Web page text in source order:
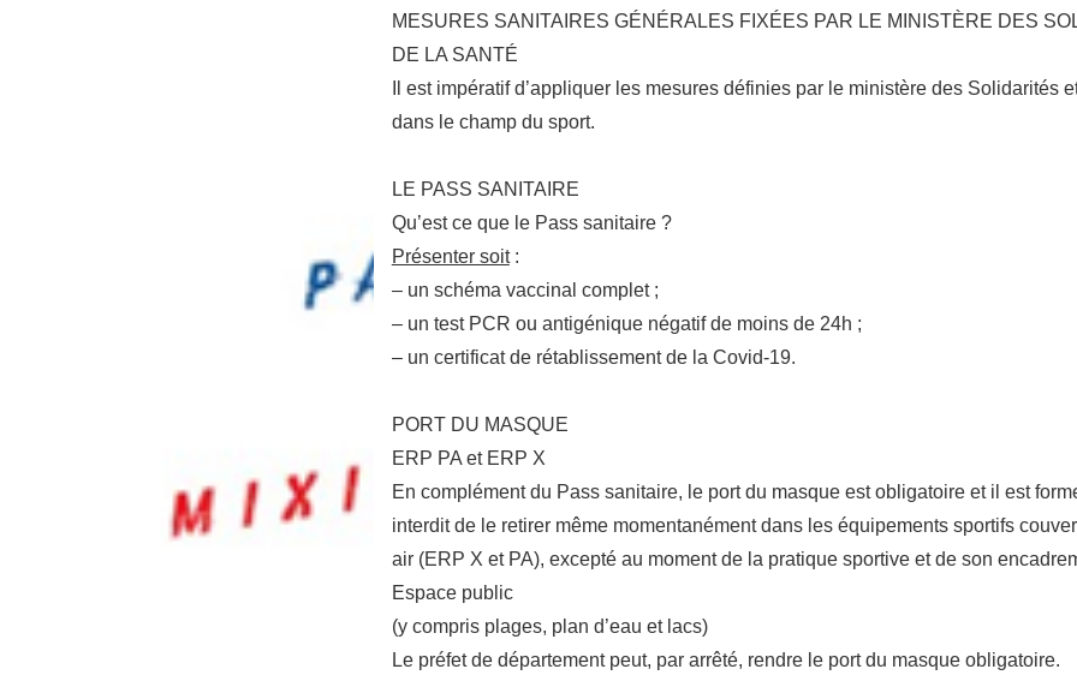
MESURES SANITAIRES GÉNÉRALES FIXÉES PAR LE MINISTÈRE DES
DE LA SANTÉ
Il est impératif d’appliquer les mesures définies par le ministère des Solidarités
dans le champ du sport.
LE PASS SANITAIRE
Qu’est ce que le Pass sanitaire ?
Présenter soit:
– un schéma vaccinal complet ;
– un test PCR ou antigénique négatif de moins de 24h ;
– un certificat de rétablissement de la Covid-19.
PORT DU MASQUE
ERP PA et ERP X
En complément du Pass sanitaire, le port du masque est obligatoire et il est
interdit de le retirer même momentanément dans les équipements sportifs
air (ERP X et PA), excepté au moment de la pratique sportive et de son
Espace public
(y compris plages, plan d’eau et lacs)
Le préfet de département peut, par arrêté, rendre le port du masque obligatoire.